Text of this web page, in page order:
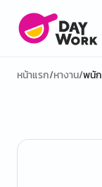
หน้าแรก/หางาน/พนั